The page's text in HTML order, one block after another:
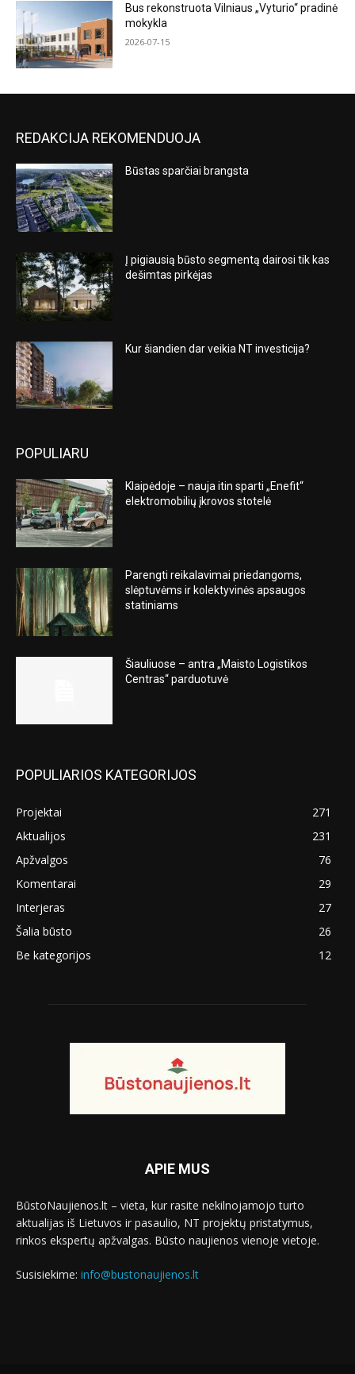
Bus rekonstruota Vilniaus „Vyturio“ pradinė
mokykla
2026-07-15
REDAKCIJA REKOMENDUOJA
Būstas sparčiai brangsta
Į pigiausią būsto segmentą dairosi tik kas
dešimtas pirkėjas
Kur šiandien dar veikia NT investicija?
POPULIARU
Klaipėdoje – nauja itin sparti „Enefit“
elektromobilių įkrovos stotelė
Parengti reikalavimai priedangoms,
slėptuvėms ir kolektyvinės apsaugos
statiniams
Šiauliuose – antra „Maisto Logistikos
Centras“ parduotuvė
POPULIARIOS KATEGORIJOS
Projektai
271
Aktualijos
231
Apžvalgos
76
Komentarai
29
Interjeras
27
Šalia būsto
26
Be kategorijos
12
APIE MUS
BūstoNaujienos.lt – vieta, kur rasite nekilnojamojo turto
aktualijas iš Lietuvos ir pasaulio, NT projektų pristatymus,
rinkos ekspertų apžvalgas. Būsto naujienos vienoje vietoje.
Susisiekime: info@bustonaujienos.lt